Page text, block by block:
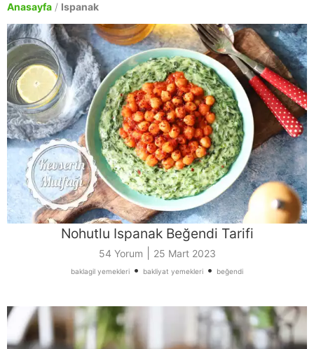
Anasayfa / Ispanak
Nohutlu Ispanak Beğendi Tarifi
54 Yorum 25 Mart 2023
baklagil yemekleri • bakliyat yemekleri • beğendi